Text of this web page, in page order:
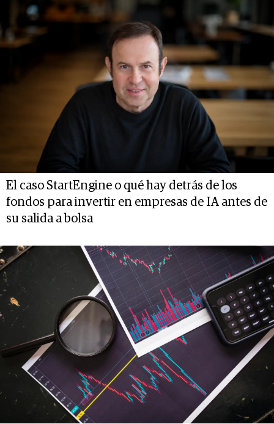
El caso StartEngine o qué hay detrás de los
fondos para invertir en empresas de IA antes de
su salida a bolsa